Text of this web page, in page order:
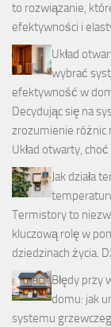
to rozwiązanie,
efektywności i
Układ
wybrać
efektywność w
Decydując się na
zrozumienie różnic
Układ otwarty,
Jak działa
Termistory to
kluczową rolę w
dziedzinach życia.
Błędy przy
domu: jak
systemu